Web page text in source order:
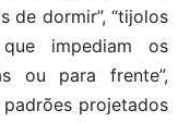
de dormir”, “tijolos
impediam os
ou para frente”,
projetados